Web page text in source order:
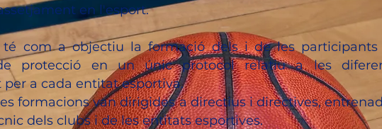
en l'esport.
té com a objectiu la formació dels i de les
protecció en un únic protocol relatiu a les
per a cada entitat esportiva.
formacions van dirigides a directius i directives,
dels clubs i de les entitats esportives.